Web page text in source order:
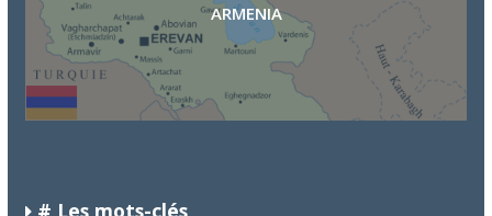
ARMENIA
# Les mots-clés